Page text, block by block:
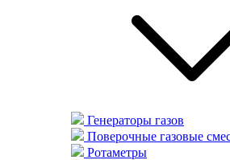
Генераторы газов
Поверочные газовые
Ротаметры